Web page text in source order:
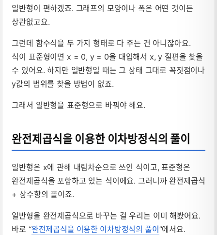
일반형이 편하겠죠. 그래프의 모양이나 폭은 어떤 것이든
상관없고요.
그런데 함수식을 두 가지 형태로 다 주는 건 아니잖아요.
식이 표준형이면 x = 0, y = 0을 대입해서 x, y 절편을 찾을
수 있어요. 하지만 일반형일 때는 그 상태 그대로 꼭짓점이나
y값의 범위를 찾을 방법이 없죠.
그래서 일반형을 표준형으로 바꿔야 해요.
완전제곱식을 이용한 이차방정식의 풀이
일반형은 x에 관해 내림차순으로 쓰인 식이고, 표준형은
완전제곱식을 포함하고 있는 식이에요. 그러니까 완전제곱식
+ 상수항의 꼴이죠.
일반형을 완전제곱식으로 바꾸는 걸 우리는 이미 해봤어요.
바로 “완전제곱식을 이용한 이차방정식의 풀이 ”에서요.